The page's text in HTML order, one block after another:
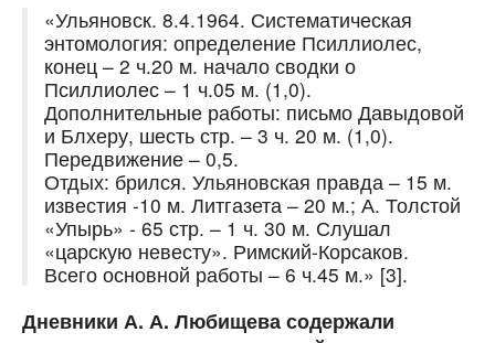
«Ульяновск. 8.4.1964. Систематическая
энтомология: определение Псиллиолес,
конец – 2 ч.20 м. начало сводки о
Псиллиолес – 1 ч.05 м. (1,0).
Дополнительные работы: письмо Давыдовой
и Блхеру, шесть стр. – 3 ч. 20 м. (1,0).
Передвижение – 0,5.
Отдых: брился. Ульяновская правда – 15 м.
известия -10 м. Литгазета – 20 м.; А. Толстой
«Упырь» - 65 стр. – 1 ч. 30 м. Слушал
«царскую невесту». Римский-Корсаков.
Всего основной работы – 6 ч.45 м.» [3].
Дневники А. А. Любищева содержали